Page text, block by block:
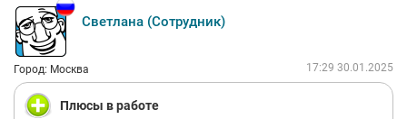
Светлана (Сотрудник)
Город: Москва 17:29 30.01.2025
Плюсы в работе